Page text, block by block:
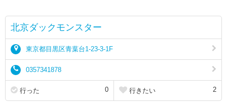
北京ダックモンスター
東京都目黒区青葉台1-23-3-1F
0357341878
行った 0 行きたい 2